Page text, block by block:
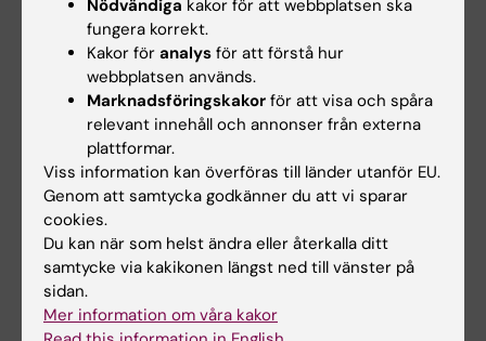
examinationstillfälle har rätt att delta vid
ytterligare fem examinationstillfällen. Detta
gäller inte då kursen har upphört eller
genomgått större förändringar. Om studenten
genomfört sex underkända tentamina/prov
ges inte något ytterligare examinationstillfälle.
Som examinationstillfälle räknas de gånger
studenten deltagit i ett och samma prov.
Inlämning av blank skrivning räknas som
examinationstillfälle.
Nödvändiga kakor för att webbplatsen ska
fungera korrekt.
Kakor för analys för att förstå hur
webbplatsen används.
Marknadsföringskakor för att visa och spåra
relevant innehåll och annonser från externa
plattformar.
Viss information kan överföras till länder utanför EU.
Genom att samtycka godkänner du att vi sparar
cookies.
Du kan när som helst ändra eller återkalla ditt
samtycke via kakikonen längst ned till vänster på
sidan.
Mer information om våra kakor